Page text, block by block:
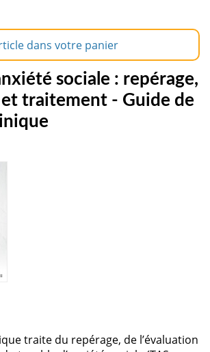
dans votre panier
sociale : repérage,
traitement - Guide de
traite du repérage, de l’évaluation